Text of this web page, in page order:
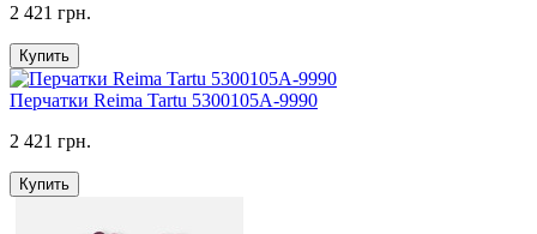
2 421 грн.
Купить
Перчатки Reima Tartu 5300105A-9990
2 421 грн.
Купить